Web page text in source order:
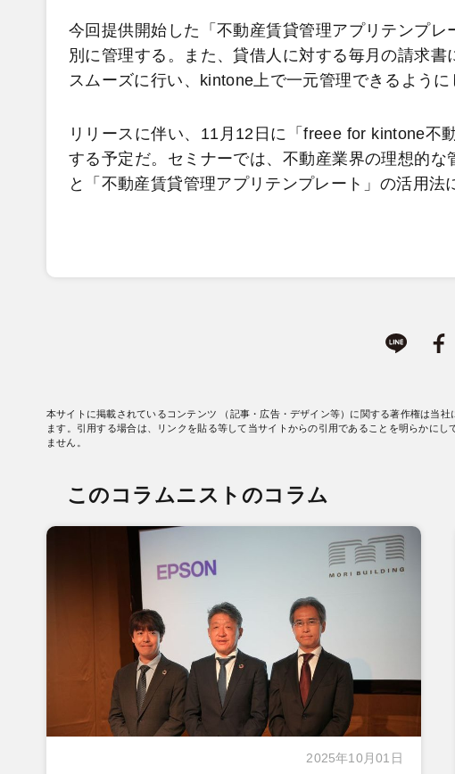
今回提供開始した「不動産賃貸管理アプリテンプ
別に管理する。また、貸借人に対する毎月の請求
スムーズに行い、kintone上で一元管理できるように
リリースに伴い、11月12日に「freee for kintone不
する予定だ。セミナーでは、不動産業界の理想的
と「不動産賃貸管理アプリテンプレート」の活用法
本サイトに掲載されているコンテンツ （記事・広告・デザイン等）に関する著作権は当
ます。引用する場合は、リンクを貼る等して当サイトからの引用であることを明らかに
ません。
このコラムニストのコラム
2025年10月01日